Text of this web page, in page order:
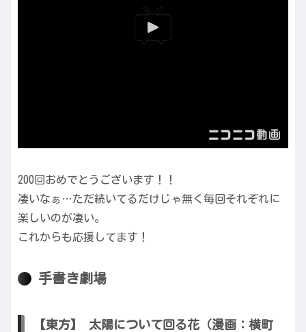
200回おめでとうございます！！
凄いなぁ…ただ続いてるだけじゃ無く毎回それぞれに
楽しいのが凄い。
これからも応援してます！
手書き劇場
【東方】 太陽について回る花（漫画：横町